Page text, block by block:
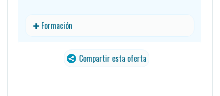
✚ Formación
Compartir esta oferta